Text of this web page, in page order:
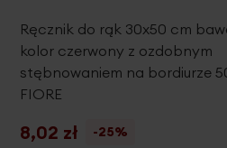
Ręcznik do rąk 30x50 cm
kolor czerwony z ozdobnym
stębnowaniem na bordiurze
FIORE
8,02 zł
-25%